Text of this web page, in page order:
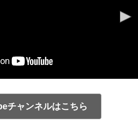
チャンネルはこちら